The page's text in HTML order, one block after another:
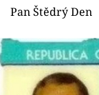
Videa
Sledujte
Pan Štědrý Den